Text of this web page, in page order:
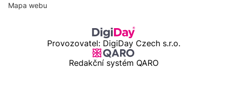
Mapa webu
Provozovatel: DigiDay Czech s.r.o.
Redakční systém QARO